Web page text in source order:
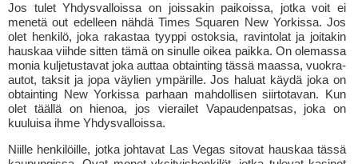
Jos tulet Yhdysvalloissa on joissakin paikoissa, jotka voit ei
menetä out edelleen nähdä Times Squaren New Yorkissa. Jos
olet henkilö, joka rakastaa tyyppi ostoksia, ravintolat ja joitakin
hauskaa viihde sitten tämä on sinulle oikea paikka. On olemassa
monia kuljetustavat joka auttaa obtainting tässä maassa, vuokra-
autot, taksit ja jopa väylien ympärille. Jos haluat käydä joka on
obtainting New Yorkissa parhaan mahdollisen siirtotavan. Kun
olet täällä on hienoa, jos vierailet Vapaudenpatsas, joka on
kuuluisa ihme Yhdysvalloissa.
Niille henkilöille, jotka johtavat Las Vegas sitovat hauskaa tässä